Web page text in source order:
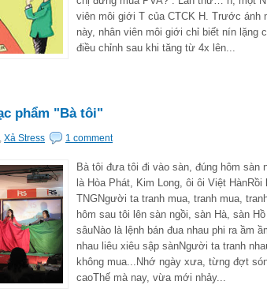
viên môi giới T của CTCK H. Trước ánh
này, nhân viên môi giới chỉ biết nín lặng
điều chỉnh sau khi tăng từ 4x lên...
phẩm "Bà tôi"
, Xả Stress 1 comment
Bà tôi đưa tôi đi vào sàn, đúng hôm sàn
là Hòa Phát, Kim Long, ôi ôi Việt
TNGNgười ta tranh mua, tranh mua,
hôm sau tôi lên sàn ngồi, sàn Hà, sàn
sâuNào là lệnh bán đua nhau phi ra ầm
nhau liêu xiêu sập sànNgười ta tranh
không mua...Nhớ ngày xưa, từng đợt
caoThế mà nay, vừa mới nhảy...